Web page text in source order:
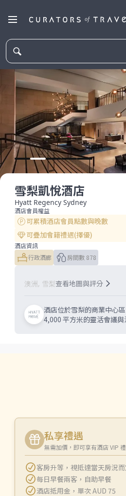
雪梨凱悅酒店
Hyatt Regency Sydney
酒店會員權益
可累積酒店會員點數與晚數
可疊加會籍禮遇(擇優)
酒店資訊
行政酒廊
房間數 878
澳洲, 雪梨查看地圖與評分
酒店位於雪梨的商業中心
4,000 平方米的靈活會議
私享禮遇
無需加價，即可享有酒店 VIP
客房升等 ， 視抵達當天房況
每日早餐兩客 ， 自助早餐
酒店抵用金 ， 單次 AUD 75